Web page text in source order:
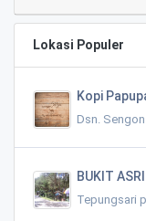
Lokasi Populer
Kopi
Dsn.
BUKIT
Tepungsari